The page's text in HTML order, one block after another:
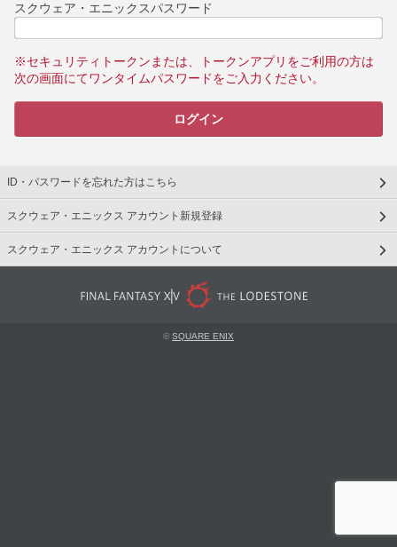
スクウェア・エニックスパスワード
※セキュリティトークンまたは、トークンアプリをご利用の方は
次の画面にてワンタイムパスワードをご入力ください。
ログイン
ID・パスワードを忘れた方はこちら
スクウェア・エニックス アカウント新規登録
スクウェア・エニックス アカウントについて
©SQUARE ENIX